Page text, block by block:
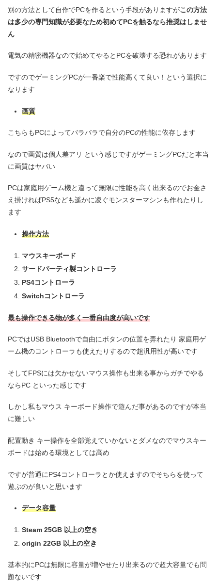
別の方法として自作でPCを作るという手段がありますがこの方法
は多少の専門知識が必要なため初めてPCを触るなら推奨はしませ
ん
電気の精密機器なので始めてやるとPCを破壊する恐れがあります
ですのでゲーミングPCが一番楽で性能高くて良い！という選択に
なります
画質
こちらもPCによってバラバラで自分のPCの性能に依存します
なので画質は個人差アリ という感じですがゲーミングPCだと本当
に画質はヤバい
PCは家庭用ゲーム機と違って無限に性能を高く出来るのでお金さ
え掛ければPS5なども遥かに凌ぐモンスターマシンも作れたりし
ます
操作方法
マウスキーボード
サードパーティ製コントローラ
PS4コントローラ
Switchコントローラ
最も操作できる物が多く一番自由度が高いです
PCではUSB Bluetoothで自由にボタンの位置を弄れたり 家庭用ゲ
ーム機のコントローラも使えたりするので超汎用性が高いです
そしてFPSには欠かせないマウス操作も出来る事からガチでやる
ならPC といった感じです
しかし私もマウス キーボード操作で遊んだ事があるのですが本当
に難しい
配置動き キー操作を全部覚えていかないとダメなのでマウスキー
ボードは始める環境としては高め
ですが普通にPS4コントローラとか使えますのでそちらを使って
遊ぶのが良いと思います
データ容量
Steam 25GB 以上の空き
origin 22GB 以上の空き
基本的にPCは無限に容量が増やせたり出来るので超大容量でも問
題ないです